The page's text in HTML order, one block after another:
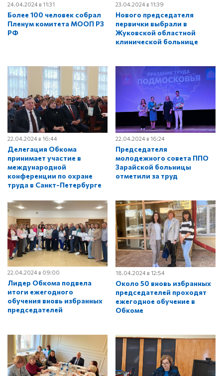
24.04.2024 в 11:31
Более 100 человек собрал
Пленум комитета МООП РЗ
РФ
23.04.2024 в 11:39
Нового председателя
первички выбрали в
Жуковской областной
клинической больнице
22.04.2024 в 16:44
Делегация Обкома
принимает участие в
международной
конференции по охране
труда в Санкт-Петербурге
22.04.2024 в 16:24
Председателя
молодежного совета ППО
Зарайской больницы
отметили за труд
22.04.2024 в 09:00
Лидер Обкома подвела
итоги ежегодного
обучения вновь избранных
председателей
18.04.2024 в 12:54
Около 50 вновь избранных
председателей проходят
ежегодное обучение в
Обкоме